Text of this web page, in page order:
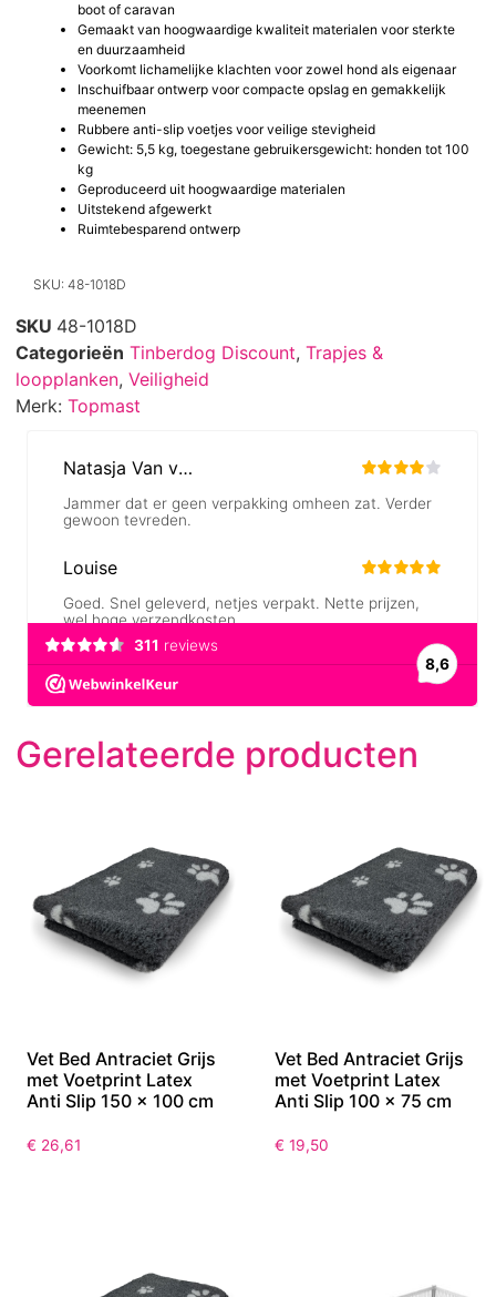
boot of caravan
Gemaakt van hoogwaardige kwaliteit materialen voor sterkte
en duurzaamheid
Voorkomt lichamelijke klachten voor zowel hond als eigenaar
Inschuifbaar ontwerp voor compacte opslag en gemakkelijk
meenemen
Rubbere anti-slip voetjes voor veilige stevigheid
Gewicht: 5,5 kg, toegestane gebruikersgewicht: honden tot 100
kg
Geproduceerd uit hoogwaardige materialen
Uitstekend afgewerkt
Ruimtebesparend ontwerp
SKU: 48-1018D
SKU 48-1018D
Categorieën Tinberdog Discount, Trapjes &
loopplanken, Veiligheid
Merk: Topmast
Gerelateerde producten
Vet Bed Antraciet Grijs
met Voetprint Latex
Anti Slip 150 x 100 cm
€ 26,61
Vet Bed Antraciet Grijs
met Voetprint Latex
Anti Slip 100 x 75 cm
€ 19,50